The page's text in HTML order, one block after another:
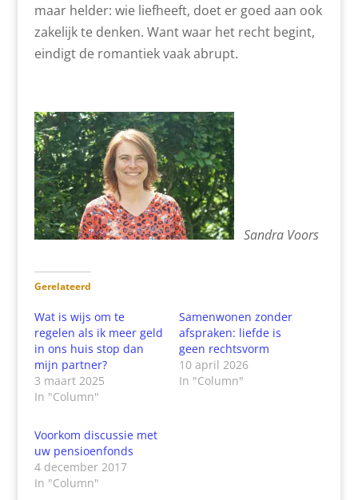
maar helder: wie liefheeft, doet er goed aan ook
zakelijk te denken. Want waar het recht begint,
eindigt de romantiek vaak abrupt.
Sandra Voors
Gerelateerd
Wat is wijs om te
regelen als ik meer geld
in ons huis stop dan
mijn partner?
3 maart 2025
In "Column"
Samenwonen zonder
afspraken: liefde is
geen rechtsvorm
10 april 2026
In "Column"
Voorkom discussie met
uw pensioenfonds
4 december 2017
In "Column"